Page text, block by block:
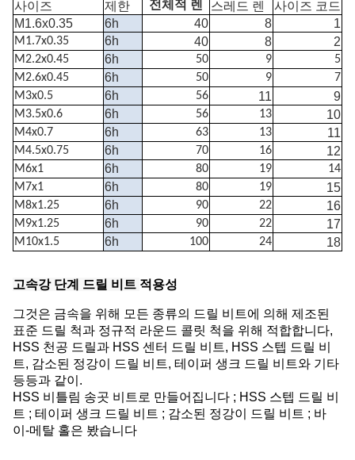
사이즈
제한 전체적 렌 스레드 렌
사이즈 코드
M1.6x0.35
6h 40 8 1
M1.7x0.35 6h 40 8 2
M2.2x0.45 6h 50 9
5
M2.6x0.45
6h 50 9
7
M3x0.5
6h 56 11 9
M3.5x0.6 6h 56 13 10
M4x0.7 6h 63 13 11
M4.5x0.75 6h 70 16 12
M6x1 6h 80 19
14
M7x1
6h 80 19 15
M8x1.25 6h 90 22 16
M9x1.25 6h 90 22 17
M10x1.5 6h 100 24 18
고속강 단계 드릴 비트 적용성
그것은 금속을 위해 모든 종류의 드릴 비트에 의해 제조된
표준 드릴 척과 정규적 라운드 콜릿 척을 위해 적합합니다,
HSS 천공 드릴과 HSS 센터 드릴 비트, HSS 스텝 드릴 비
트, 감소된 정강이 드릴 비트, 테이퍼 생크 드릴 비트와 기타
등등과 같이.
HSS 비틀림 송곳 비트로 만들어집니다 ; HSS 스텝 드릴 비
트 ; 테이퍼 생크 드릴 비트 ; 감소된 정강이 드릴 비트 ; 바
이-메탈 홀은 봤습니다